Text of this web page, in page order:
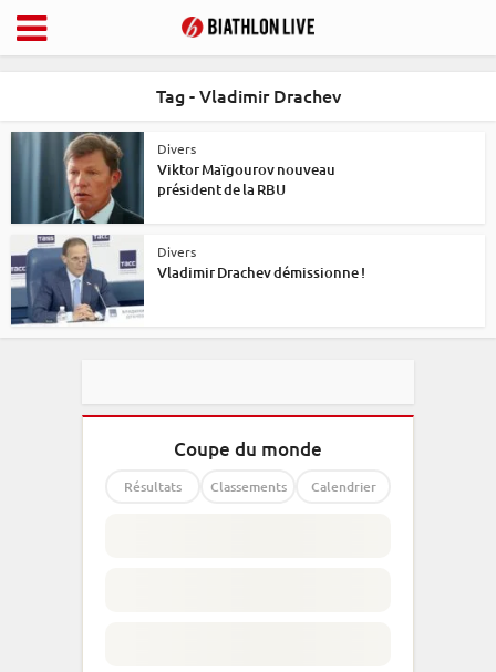
Tag - Vladimir Drachev
Divers
Viktor Maïgourov nouveau
président de la RBU
Divers
Vladimir Drachev démissionne !
Coupe du monde
Résultats Classements Calendrier